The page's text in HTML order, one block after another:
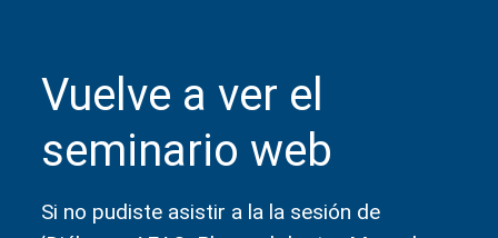
Vuelve a ver el
seminario web
Si no pudiste asistir a la la sesión de